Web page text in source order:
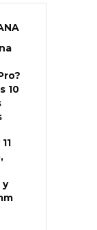
10
y